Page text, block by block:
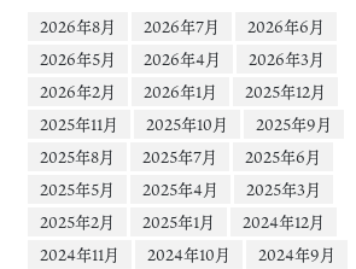
2026年8月
2026年7月
2026年6月
2026年5月
2026年4月
2026年3月
2026年2月
2026年1月
2025年12月
2025年11月
2025年10月
2025年9月
2025年8月
2025年7月
2025年6月
2025年5月
2025年4月
2025年3月
2025年2月
2025年1月
2024年12月
2024年11月
2024年10月
2024年9月